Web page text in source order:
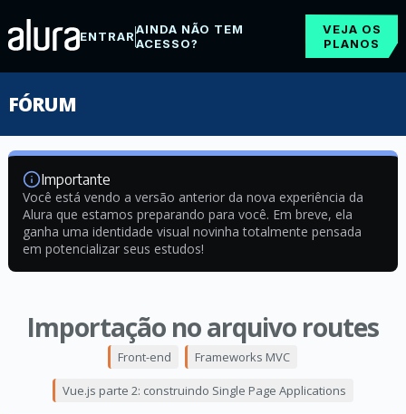
ENTRARAINDA NÃO TEM
ACESSO?
VEJA OS
PLANOS
FÓRUM
Importante
Você está vendo a versão anterior da nova experiência da
Alura que estamos preparando para você. Em breve, ela
ganha uma identidade visual novinha totalmente pensada
em potencializar seus estudos!
Importação no arquivo routes
Front-end Frameworks MVC
Vue.js parte 2: construindo Single Page Applications